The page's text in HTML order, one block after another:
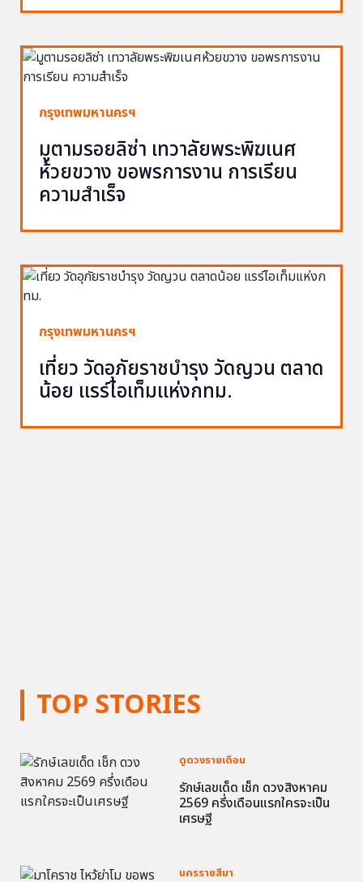
TOP STORIES
ดูดวงรายเดือน
รักษ์เลขเด็ด เช็ก ดวงสิงหาคม
2569 ครึ่งเดือนแรกใครจะเป็น
เศรษฐี
นครราชสีมา
กรุงเทพมหานครฯ
มูตามรอยลิซ่า เทวาลัยพระพิฆเนศ
ห้วยขวาง ขอพรการงาน การเรียน
ความสำเร็จ
กรุงเทพมหานครฯ
เที่ยว วัดอุภัยราชบำรุง วัดญวน ตลาด
น้อย แรร์ไอเท็มแห่งกทม.